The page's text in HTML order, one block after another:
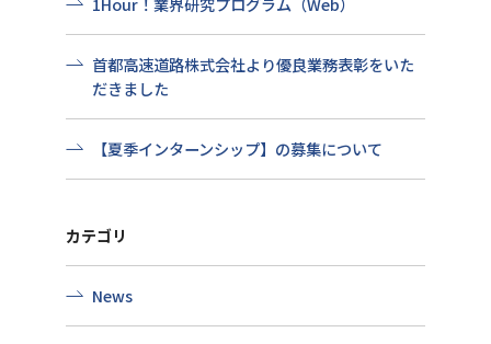
1Hour！業界研究プログラム（Web）
首都高速道路株式会社より優良業務表彰をいた
だきました
【夏季インターンシップ】の募集について
カテゴリ
News